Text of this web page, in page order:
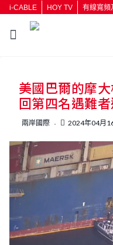
i-CABLE HOY TV 有線寬頻
按
美國巴爾的摩
回第四名遇難
兩岸國際 2024年04月